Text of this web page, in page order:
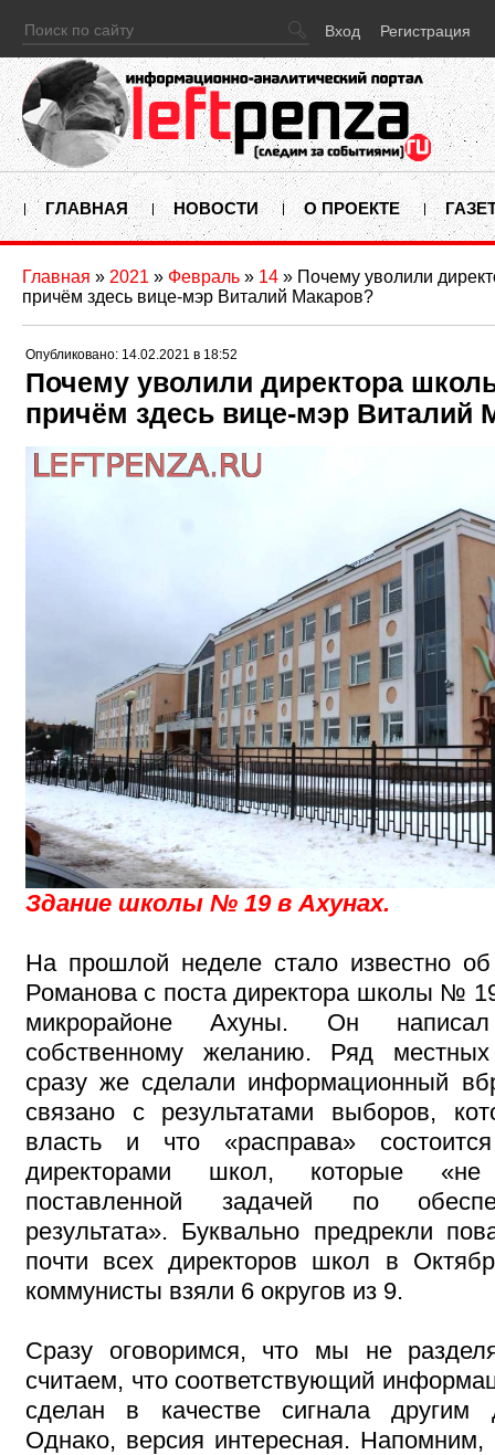
Вход Регистрация
ГЛАВНАЯ НОВОСТИ О ПРОЕКТЕ
Главная » 2021 » Февраль » 14 » Почему уволили
причём здесь вице-мэр Виталий Макаров?
Опубликовано: 14.02.2021 в 18:52
Почему уволили директора
причём здесь вице-мэр Виталий
Здание школы № 19 в Ахунах.
На прошлой неделе стало известно
Романова с поста директора школы №
микрорайоне Ахуны. Он
собственному желанию. Ряд местных
сразу же сделали информационный
связано с результатами выборов,
власть и что «расправа»
директорами школ, которые
поставленной задачей по
результата». Буквально предрекли
почти всех директоров школ в
коммунисты взяли 6 округов из 9.
Сразу оговоримся, что мы не
считаем, что соответствующий
сделан в качестве сигнала другим
Однако, версия интересная. Напомним,